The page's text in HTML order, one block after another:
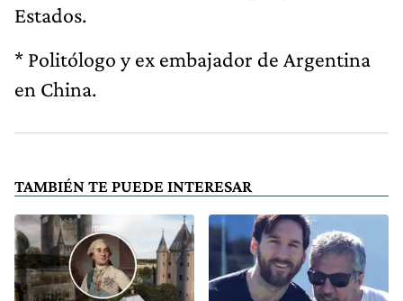
Estados.
* Politólogo y ex embajador de Argentina
en China.
TAMBIÉN TE PUEDE INTERESAR